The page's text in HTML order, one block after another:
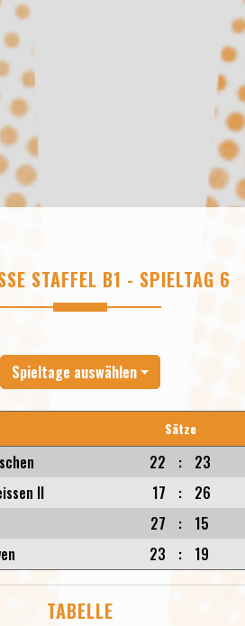
STAFFEL B1 - SPIELTAG 6
Spieltage auswählen
Sätze
22 : 23
II 17 : 26
27 : 15
23 : 19
TABELLE